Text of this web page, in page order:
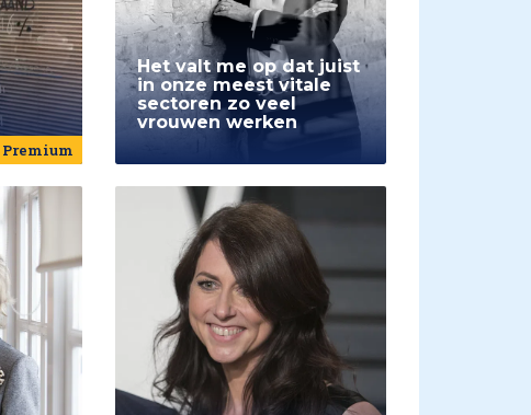
Premium
Het valt me op dat juist
in onze meest vitale
sectoren zo veel
vrouwen werken